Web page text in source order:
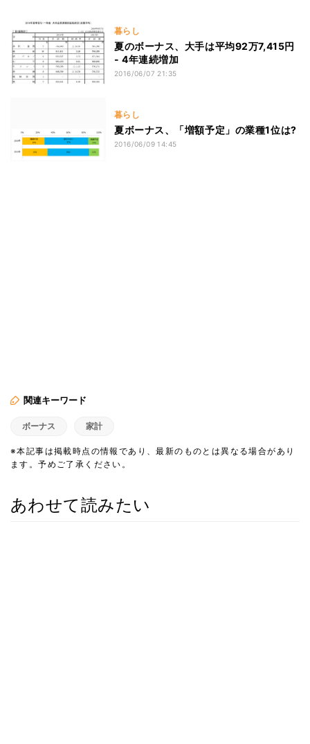
暮らし
夏のボーナス、大手は平均92万7,415円
- 4年連続増加
2016/06/07 21:35
暮らし
夏ボーナス、「増額予定」の業種1位は?
2016/06/09 14:45
関連キーワード
ボーナス 家計
※本記事は掲載時点の情報であり、最新のものとは異なる場合があり
ます。予めご了承ください。
あわせて読みたい